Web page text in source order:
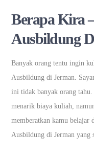
Berapa Kira
Ausbildung
Banyak orang tentu ingin
Ausbildung di Jerman.
ini tidak banyak orang
menarik biaya kuliah,
memberatkan kamu belajar
Ausbildung di Jerman yang